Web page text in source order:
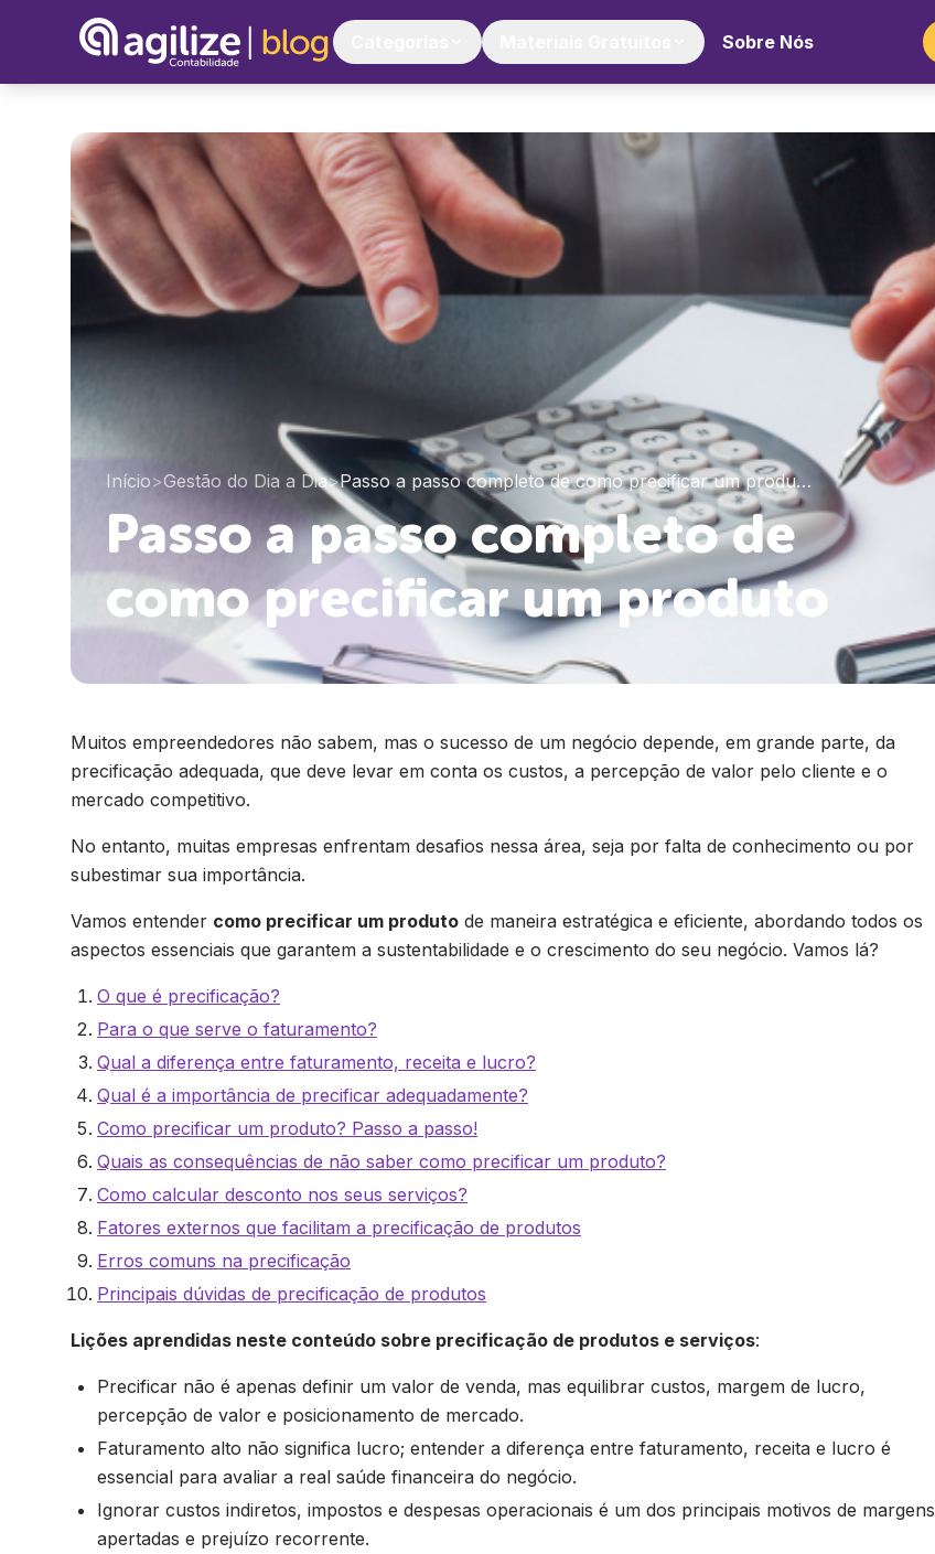
Sobre Nós
Início>Gestão do Dia a Dia>Passo a passo completo de como precificar um produ…
Passo a passo completo de
como precificar um produto
Muitos empreendedores não sabem, mas o sucesso de um negócio depende, em grande parte, da
precificação adequada, que deve levar em conta os custos, a percepção de valor pelo cliente e o
mercado competitivo.
No entanto, muitas empresas enfrentam desafios nessa área, seja por falta de conhecimento ou por
subestimar sua importância.
Vamos entender como precificar um produto de maneira estratégica e eficiente, abordando todos os
aspectos essenciais que garantem a sustentabilidade e o crescimento do seu negócio. Vamos lá?
O que é precificação?
Para o que serve o faturamento?
Qual a diferença entre faturamento, receita e lucro?
Qual é a importância de precificar adequadamente?
Como precificar um produto? Passo a passo!
Quais as consequências de não saber como precificar um produto?
Como calcular desconto nos seus serviços?
Fatores externos que facilitam a precificação de produtos
Erros comuns na precificação
Principais dúvidas de precificação de produtos
Lições aprendidas neste conteúdo sobre precificação de produtos e serviços:
Precificar não é apenas definir um valor de venda, mas equilibrar custos, margem de lucro,
percepção de valor e posicionamento de mercado.
Faturamento alto não significa lucro; entender a diferença entre faturamento, receita e lucro é
essencial para avaliar a real saúde financeira do negócio.
Ignorar custos indiretos, impostos e despesas operacionais é um dos principais motivos de margens
apertadas e prejuízo recorrente.